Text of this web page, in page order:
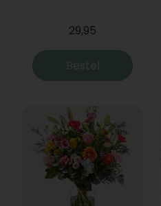
29,95
Bestel